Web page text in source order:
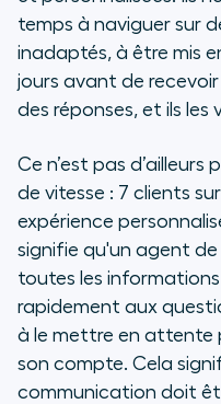
temps à naviguer sur
inadaptés, à être mis
jours avant de
des réponses, et ils
Ce n’est pas
de vitesse : 7 clients
expérience
signifie qu'un agent
toutes les
rapidement aux
à le mettre en attente
son compte. Cela
communication doit